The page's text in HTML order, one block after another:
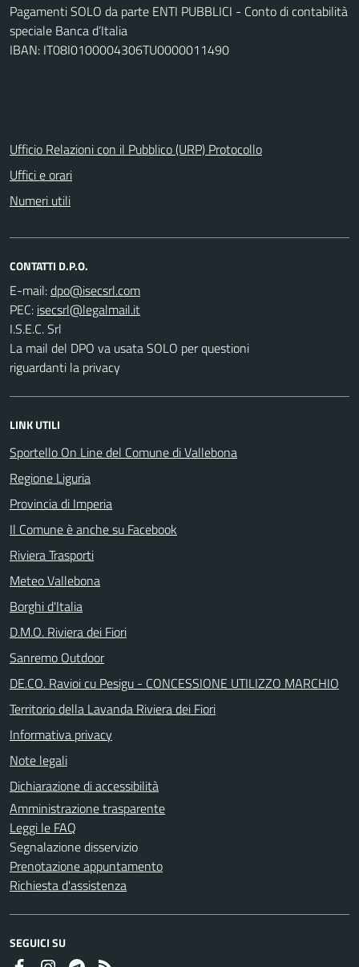
Pagamenti SOLO da parte ENTI PUBBLICI - Conto di contabilità
speciale Banca d’Italia
IBAN: IT08I0100004306TU0000011490
Ufficio Relazioni con il Pubblico (URP) Protocollo
Uffici e orari
Numeri utili
CONTATTI D.P.O.
E-mail:
PEC:
I.S.E.C. Srl
La mail del DPO va usata SOLO per questioni
riguardanti la privacy
LINK UTILI
Sportello On Line del Comune di Vallebona
Regione Liguria
Provincia di Imperia
Il Comune è anche su Facebook
Riviera Trasporti
Meteo Vallebona
Borghi d'Italia
D.M.O. Riviera dei Fiori
Sanremo Outdoor
DE.CO. Ravioi cu Pesigu - CONCESSIONE UTILIZZO MARCHIO
Territorio della Lavanda Riviera dei Fiori
Informativa privacy
Note legali
Dichiarazione di accessibilità
Amministrazione trasparente
Leggi le FAQ
Segnalazione disservizio
Prenotazione appuntamento
Richiesta d'assistenza
SEGUICI SU